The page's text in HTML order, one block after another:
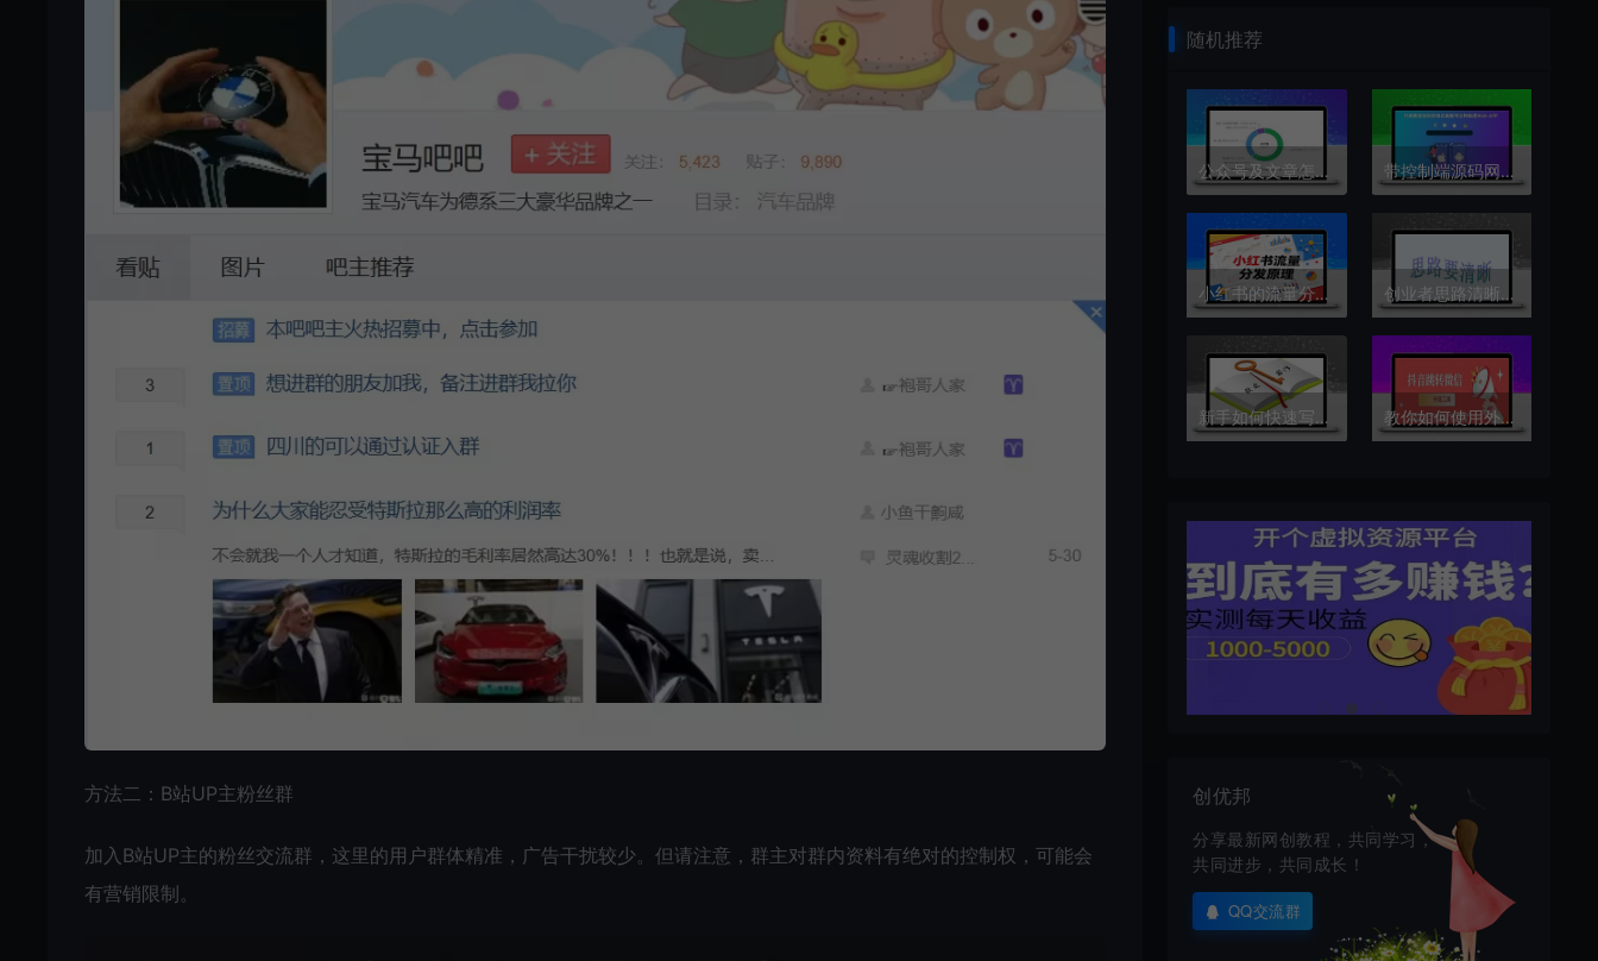
方法二：B站UP主粉丝群
加入B站UP主的粉丝交流群，这里的用户群体精准，广告干扰较少。但请注意，群主对群内资料有绝对的控制权，可能会
有营销限制。
随机推荐
公众号及文章怎么做推荐流量与搜索流量方法揭秘 带控制端源码网站转换APP源代码生成APP源代码网站 生成APP源代码
小红书的流量分发原理 创业者思路清晰大于埋头苦干
新手如何快速写一篇运营文案？分享4个步骤和3种方法！ 教你如何使用外链工具生成一条外链，使之能够从抖音跳转到微信
创优邦
分享最新网创教程，共同学习，
共同进步，共同成长！
QQ交流群